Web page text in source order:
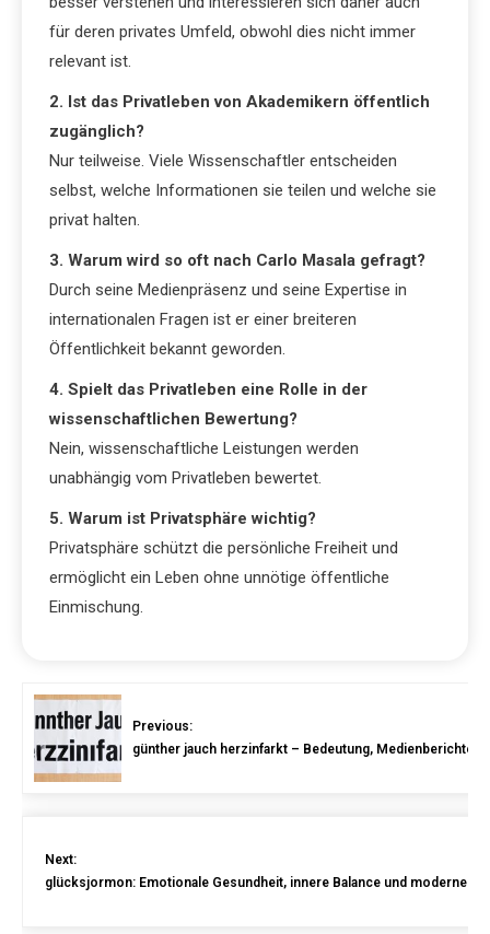
für deren privates Umfeld, obwohl dies nicht immer
relevant ist.
2. Ist das Privatleben von Akademikern öffentlich
zugänglich?
Nur teilweise. Viele Wissenschaftler entscheiden
selbst, welche Informationen sie teilen und welche sie
privat halten.
3. Warum wird so oft nach Carlo Masala gefragt?
Durch seine Medienpräsenz und seine Expertise in
internationalen Fragen ist er einer breiteren
Öffentlichkeit bekannt geworden.
4. Spielt das Privatleben eine Rolle in der
wissenschaftlichen Bewertung?
Nein, wissenschaftliche Leistungen werden
unabhängig vom Privatleben bewertet.
5. Warum ist Privatsphäre wichtig?
Privatsphäre schützt die persönliche Freiheit und
ermöglicht ein Leben ohne unnötige öffentliche
Einmischung.
Previous:
günther jauch herzinfarkt – Bedeutung, Medienberichte
Next:
glücksjormon: Emotionale Gesundheit, innere Balance und moderne